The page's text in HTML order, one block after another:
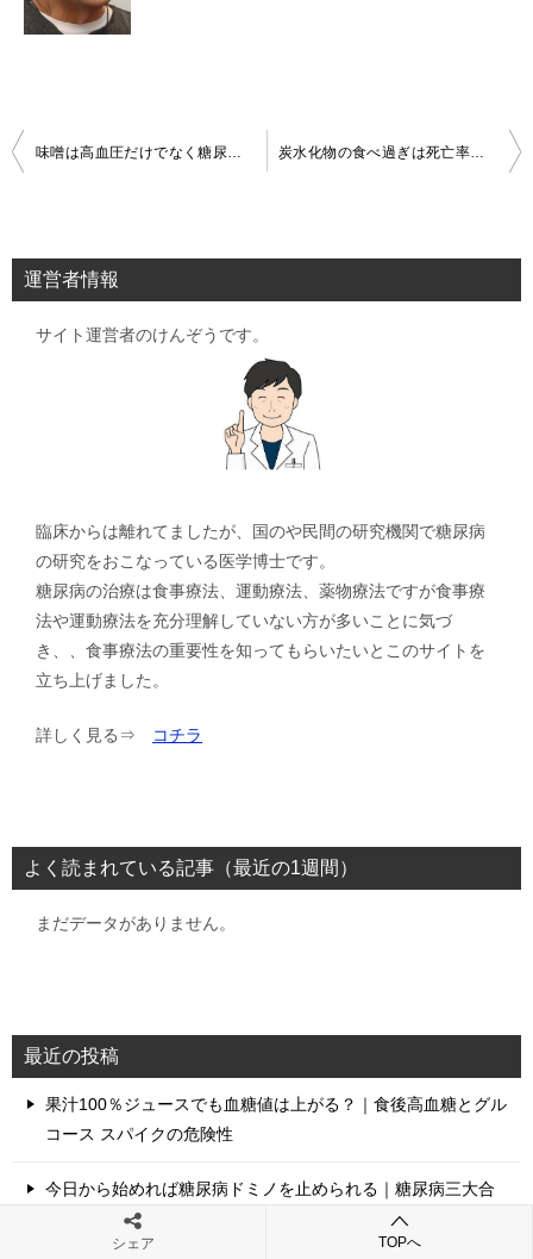
投
ビ
ゲ
味噌は高血圧だけでなく糖尿病にも良い 炭水化物の食べ過ぎは死亡率が上がるので糖質制限を
運営者情報
サイト運営者のけんぞうです。
臨床からは離れてましたが、国のや民間の研究機関で糖尿病
の研究をおこなっている医学博士です。
糖尿病の治療は食事療法、運動療法、薬物療法ですが食事療
法や運動療法を充分理解していない方が多いことに気づ
き、、食事療法の重要性を知ってもらいたいとこのサイトを
立ち上げました。
詳しく見る⇒ コチラ
よく読まれている記事（最近の1週間）
まだデータがありません。
最近の投稿
果汁100％ジュースでも血糖値は上がる？｜食後高血糖とグル
コース スパイクの危険性
今日から始めれば糖尿病ドミノを止められる｜糖尿病三大合
併症の完全回避ガイド
シェア TOPへ